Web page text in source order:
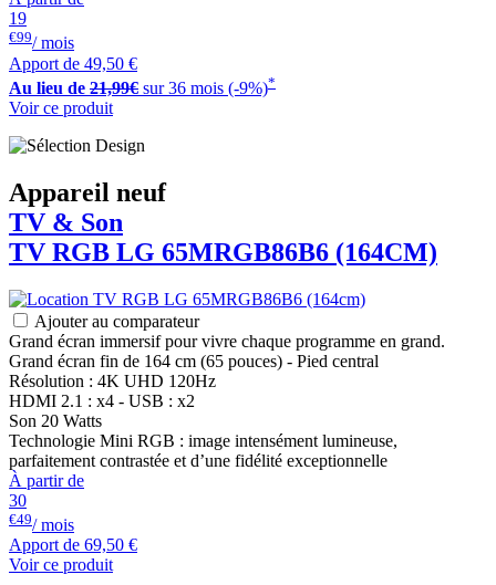
19
€99/ mois
Apport de 49,50 €
Au lieu de 21,99€ sur 36 mois (-9%)*
Voir ce produit
Appareil neuf
TV & Son
TV RGB LG 65MRGB86B6 (164CM)
Ajouter au comparateur
Grand écran immersif pour vivre chaque programme en grand.
Grand écran fin de 164 cm (65 pouces) - Pied central
Résolution : 4K UHD 120Hz
HDMI 2.1 : x4 - USB : x2
Son 20 Watts
Technologie Mini RGB : image intensément lumineuse,
parfaitement contrastée et d’une fidélité exceptionnelle
À partir de
30
€49/ mois
Apport de 69,50 €
Voir ce produit